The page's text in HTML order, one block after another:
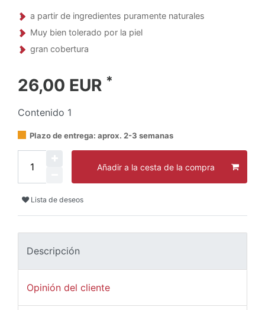
a partir de ingredientes puramente naturales
Muy bien tolerado por la piel
gran cobertura
26,00 EUR *
Contenido 1
Plazo de entrega: aprox. 2-3 semanas
Añadir a la cesta de la compra
Lista de deseos
Descripción
Opinión del cliente